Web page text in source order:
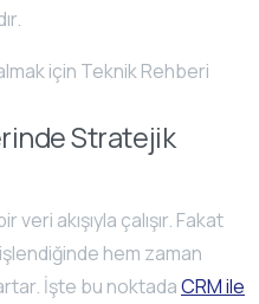
için Teknik Rehberi
Stratejik
akışıyla çalışır. Fakat
hem zaman
İşte bu noktadaCRM ile